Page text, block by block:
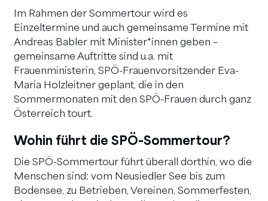
Im Rahmen der Sommertour wird es
Einzeltermine und auch gemeinsame Termine mit
Andreas Babler mit Minister*innen geben –
gemeinsame Auftritte sind u.a. mit
Frauenministerin, SPÖ-Frauenvorsitzender Eva-
Maria Holzleitner geplant, die in den
Sommermonaten mit den SPÖ-Frauen durch ganz
Österreich tourt.
Wohin führt die SPÖ-Sommertour?
Die SPÖ-Sommertour führt überall dorthin, wo die
Menschen sind: vom Neusiedler See bis zum
Bodensee, zu Betrieben, Vereinen, Sommerfesten,